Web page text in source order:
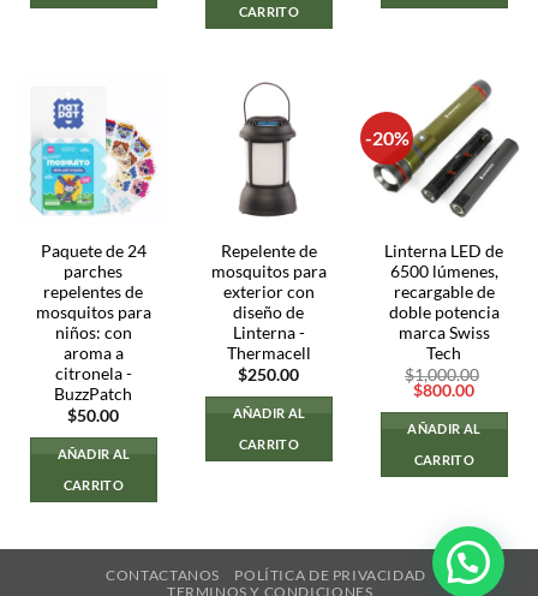
CARRITO
Paquete de 24
parches
repelentes de
mosquitos para
niños: con
aroma a
citronela -
BuzzPatch
$50.00
AÑADIR AL
CARRITO
Repelente de
mosquitos para
exterior con
diseño de
Linterna -
Thermacell
$250.00
AÑADIR AL
CARRITO
-20%
Linterna LED de
6500 lúmenes,
recargable de
doble potencia
marca Swiss
Tech
$1,000.00
El
original
era:
$1,000.00.
$800.00El
actual
es:
AÑADIR AL
CARRITO
CONTACTANOS
POLÍTICA DE PRIVACIDAD
TERMINOS Y CONDICIONES.